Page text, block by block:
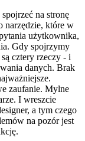
na stronę
narzędzie, które w
użytkownika,
Gdy spojrzymy
cztery rzeczy - i
danych. Brak
zaufanie. Mylne
I wreszcie
a tym czego
na pozór jest